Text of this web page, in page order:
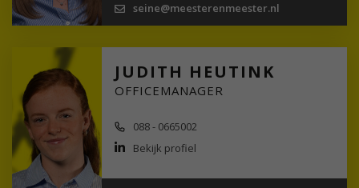
seine@meesterenmeester.nl
JUDITH HEUTINK
OFFICEMANAGER
088 - 0665002
Bekijk profiel